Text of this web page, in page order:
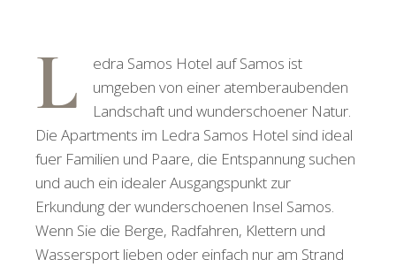
L
edra Samos Hotel auf Samos ist
umgeben von einer atemberaubenden
Landschaft und wunderschoener Natur.
Die Apartments im Ledra Samos Hotel sind ideal
fuer Familien und Paare, die Entspannung suchen
und auch ein idealer Ausgangspunkt zur
Erkundung der wunderschoenen Insel Samos.
Wenn Sie die Berge, Radfahren, Klettern und
Wassersport lieben oder einfach nur am Strand